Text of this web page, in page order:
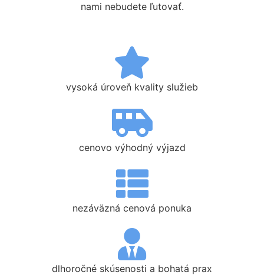
nami nebudete ľutovať.
vysoká úroveň kvality služieb
cenovo výhodný výjazd
nezáväzná cenová ponuka
dlhoročné skúsenosti a bohatá prax